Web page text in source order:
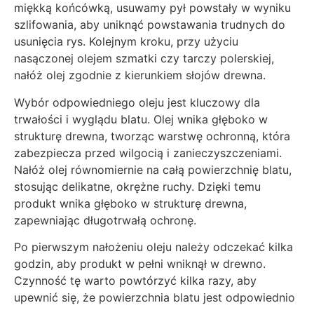
miękką końcówką, usuwamy pył powstały w wyniku
szlifowania, aby uniknąć powstawania trudnych do
usunięcia rys. Kolejnym kroku, przy użyciu
nasączonej olejem szmatki czy tarczy polerskiej,
nałóż olej zgodnie z kierunkiem słojów drewna.
Wybór odpowiedniego oleju jest kluczowy dla
trwałości i wyglądu blatu. Olej wnika głęboko w
strukturę drewna, tworząc warstwę ochronną, która
zabezpiecza przed wilgocią i zanieczyszczeniami.
Nałóż olej równomiernie na całą powierzchnię blatu,
stosując delikatne, okrężne ruchy. Dzięki temu
produkt wnika głęboko w strukturę drewna,
zapewniając długotrwałą ochronę.
Po pierwszym nałożeniu oleju należy odczekać kilka
godzin, aby produkt w pełni wniknął w drewno.
Czynność tę warto powtórzyć kilka razy, aby
upewnić się, że powierzchnia blatu jest odpowiednio